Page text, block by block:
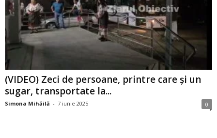
(VIDEO) Zeci de persoane, printre care și un
sugar, transportate la...
Simona Mihăilă - 7 iunie 2025 0